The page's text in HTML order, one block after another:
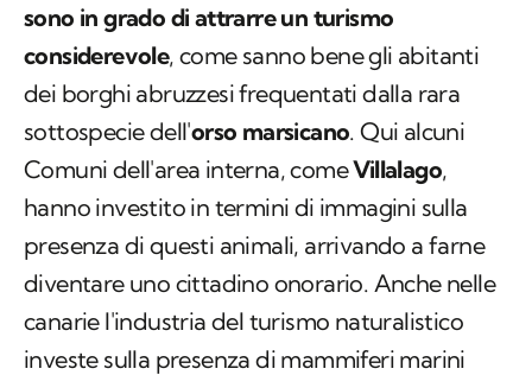
sono in grado di attrarre un turismo
considerevole, come sanno bene gli abitanti
dei borghi abruzzesi frequentati dalla rara
sottospecie dell'orso marsicano. Qui alcuni
Comuni dell'area interna, comeVillalago,
hanno investito in termini di immagini sulla
presenza di questi animali, arrivando a farne
diventare uno cittadino onorario. Anche nelle
canarie l'industria del turismo naturalistico
investe sulla presenza di mammiferi marini